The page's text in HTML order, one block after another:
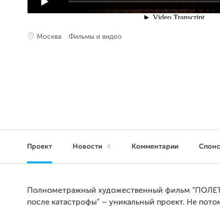
Москва Фильмы и видео
Проект Новости 4 Комментарии
Полнометражный художественный фильм
после катастрофы” – уникальный проект. Не